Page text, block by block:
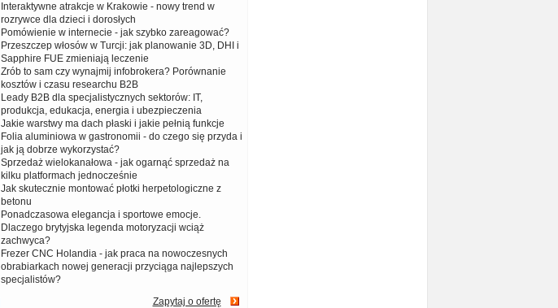
Interaktywne atrakcje w Krakowie - nowy trend w
rozrywce dla dzieci i dorosłych
Pomówienie w internecie - jak szybko zareagować?
Przeszczep włosów w Turcji: jak planowanie 3D, DHI i
Sapphire FUE zmieniają leczenie
Zrób to sam czy wynajmij infobrokera? Porównanie
kosztów i czasu researchu B2B
Leady B2B dla specjalistycznych sektorów: IT,
produkcja, edukacja, energia i ubezpieczenia
Jakie warstwy ma dach płaski i jakie pełnią funkcje
Folia aluminiowa w gastronomii - do czego się przyda i
jak ją dobrze wykorzystać?
Sprzedaż wielokanałowa - jak ogarnąć sprzedaż na
kilku platformach jednocześnie
Jak skutecznie montować płotki herpetologiczne z
betonu
Ponadczasowa elegancja i sportowe emocje.
Dlaczego brytyjska legenda motoryzacji wciąż
zachwyca?
Frezer CNC Holandia - jak praca na nowoczesnych
obrabiarkach nowej generacji przyciąga najlepszych
specjalistów?
Zapytaj o ofertę